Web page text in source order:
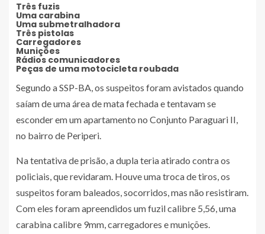
Três fuzis
Uma carabina
Uma submetralhadora
Três pistolas
Carregadores
Munições
Rádios comunicadores
Peças de uma motocicleta roubada
Segundo a SSP-BA, os suspeitos foram avistados quando
saíam de uma área de mata fechada e tentavam se
esconder em um apartamento no Conjunto Paraguari II,
no bairro de Periperi.
Na tentativa de prisão, a dupla teria atirado contra os
policiais, que revidaram. Houve uma troca de tiros, os
suspeitos foram baleados, socorridos, mas não resistiram.
Com eles foram apreendidos um fuzil calibre 5,56, uma
carabina calibre 9mm, carregadores e munições.